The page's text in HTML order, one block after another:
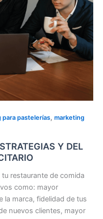
para pastelerías, marketing
Y DEL
restaurante de comida
como: mayor
la marca, fidelidad de tus
nuevos clientes, mayor